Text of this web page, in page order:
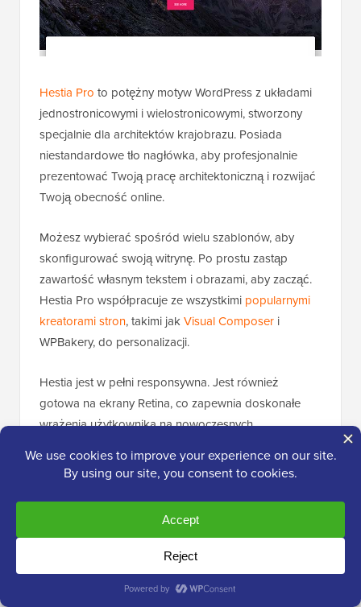
Hestia Pro to potężny motyw WordPress z układami
jednostronicowymi i wielostronicowymi, stworzony
specjalnie dla architektów krajobrazu. Posiada
niestandardowe tło nagłówka, aby profesjonalnie
prezentować Twoją pracę architektoniczną i rozwijać
Twoją obecność online.
Możesz wybierać spośród wielu szablonów, aby
skonfigurować swoją witrynę. Po prostu zastąp
zawartość własnym tekstem i obrazami, aby zacząć.
Hestia Pro współpracuje ze wszystkimi popularnymi
kreatorami stron, takimi jakVisual Composer i
WPBakery, do personalizacji.
Hestia jest w pełni responsywna. Jest również
gotowa na ekrany Retina, co zapewnia doskonałe
wrażenia użytkownika na nowoczesnych
11. Konwertuj